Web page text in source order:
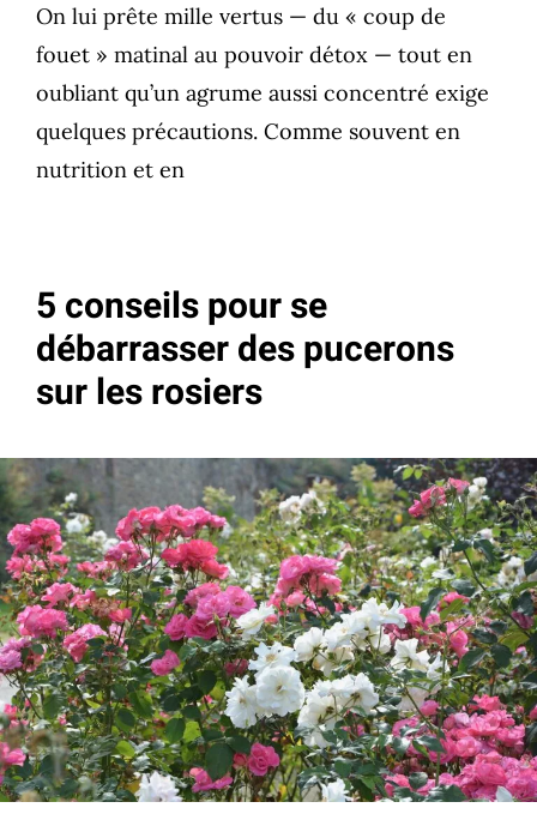
On lui prête mille vertus — du « coup de
fouet » matinal au pouvoir détox — tout en
oubliant qu’un agrume aussi concentré exige
quelques précautions. Comme souvent en
nutrition et en
5 conseils pour se
débarrasser des pucerons
sur les rosiers